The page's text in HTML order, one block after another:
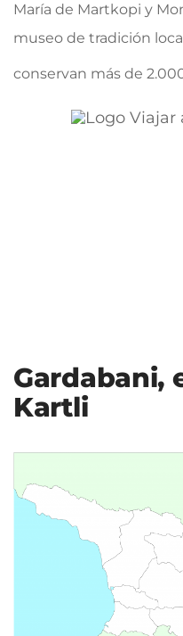
María de Martkopi y
museo de tradición
conservan más de
Gardabani,
Kartli